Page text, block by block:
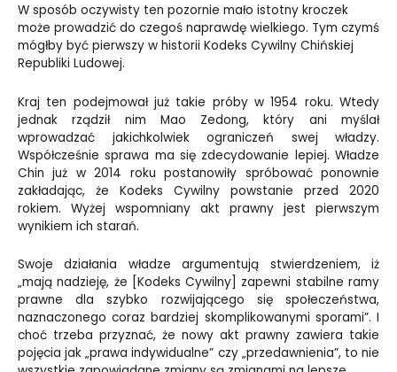
W sposób oczywisty ten pozornie mało istotny kroczek
może prowadzić do czegoś naprawdę wielkiego. Tym czymś
mógłby być pierwszy w historii Kodeks Cywilny Chińskiej
Republiki Ludowej.
Kraj ten podejmował już takie próby w 1954 roku. Wtedy
jednak rządził nim Mao Zedong, który ani myślał
wprowadzać jakichkolwiek ograniczeń swej władzy.
Współcześnie sprawa ma się zdecydowanie lepiej. Władze
Chin już w 2014 roku postanowiły spróbować ponownie
zakładając, że Kodeks Cywilny powstanie przed 2020
rokiem. Wyżej wspomniany akt prawny jest pierwszym
wynikiem ich starań.
Swoje działania władze argumentują stwierdzeniem, iż
„mają nadzieję, że [Kodeks Cywilny] zapewni stabilne ramy
prawne dla szybko rozwijającego się społeczeństwa,
naznaczonego coraz bardziej skomplikowanymi sporami”. I
choć trzeba przyznać, że nowy akt prawny zawiera takie
pojęcia jak „prawa indywidualne” czy „przedawnienia”, to nie